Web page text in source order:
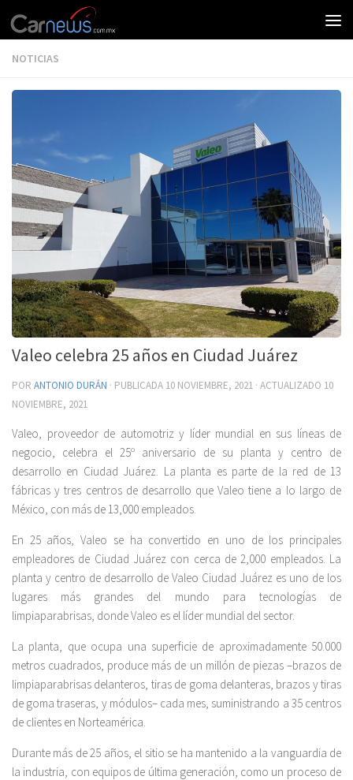
NOTICIAS
Valeo celebra 25 años en Ciudad Juárez
POR ANTONIO DURÁN · PUBLICADA 10 NOVIEMBRE, 2021 · ACTUALIZADO 10
NOVIEMBRE, 2021
Valeo, proveedor de automotriz y líder mundial en sus líneas de
negocio, celebra el 25º aniversario de su planta y centro de
desarrollo en Ciudad Juárez. La planta es parte de la red de 13
fábricas y tres centros de desarrollo que Valeo tiene a lo largo de
México, con más de 13,000 empleados.
En 25 años, Valeo se ha convertido en uno de los principales
empleadores de Ciudad Juárez con cerca de 2,000 empleados. La
planta y centro de desarrollo de Valeo Ciudad Juárez es uno de los
lugares más grandes del mundo para tecnologías de
limpiaparabrisas, donde Valeo es el líder mundial del sector.
La planta, que ocupa una superficie de aproximadamente 50.000
metros cuadrados, produce más de un millón de piezas –brazos de
limpiaparabrisas delanteros, tiras de goma delanteras, brazos y tiras
de goma traseras, y módulos– cada mes, suministrando a 35 centros
de clientes en Norteamérica.
Durante más de 25 años, el sitio se ha mantenido a la vanguardia de
la industria, con equipos de última generación, como un proceso de